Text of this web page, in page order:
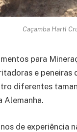
Caçamba Hartl
para
e peneiras
diferentes
Alemanha.
de experiência